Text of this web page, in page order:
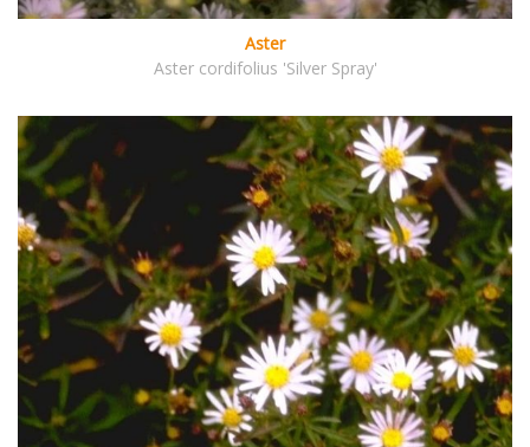
Aster
Aster cordifolius 'Silver Spray'